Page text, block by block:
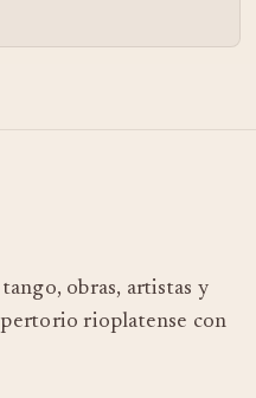
obras, artistas y
rioplatense con